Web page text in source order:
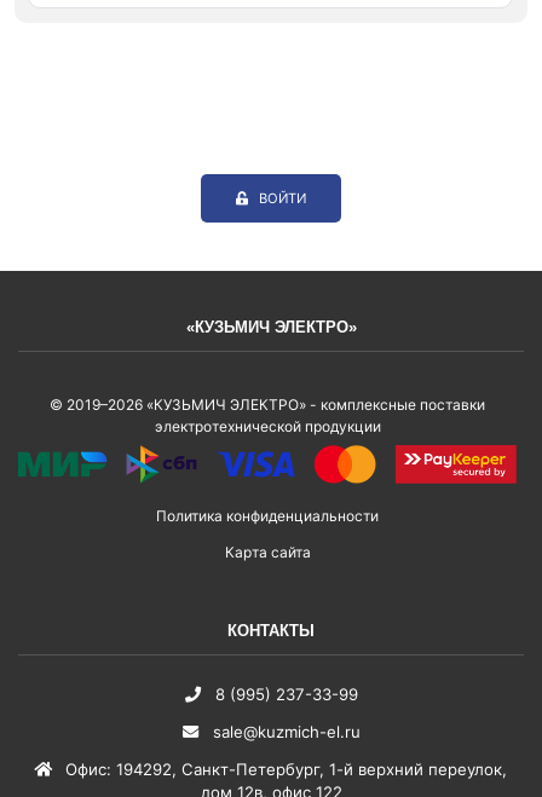
ВОЙТИ
«КУЗЬМИЧ ЭЛЕКТРО»
© 2019–2026 «КУЗЬМИЧ ЭЛЕКТРО» - комплексные поставки
электротехнической продукции
Политика конфиденциальности
Карта сайта
КОНТАКТЫ
8 (995) 237-33-99
sale@kuzmich-el.ru
Офис: 194292, Санкт-Петербург, 1-й верхний переулок,
дом 12в, офис 122